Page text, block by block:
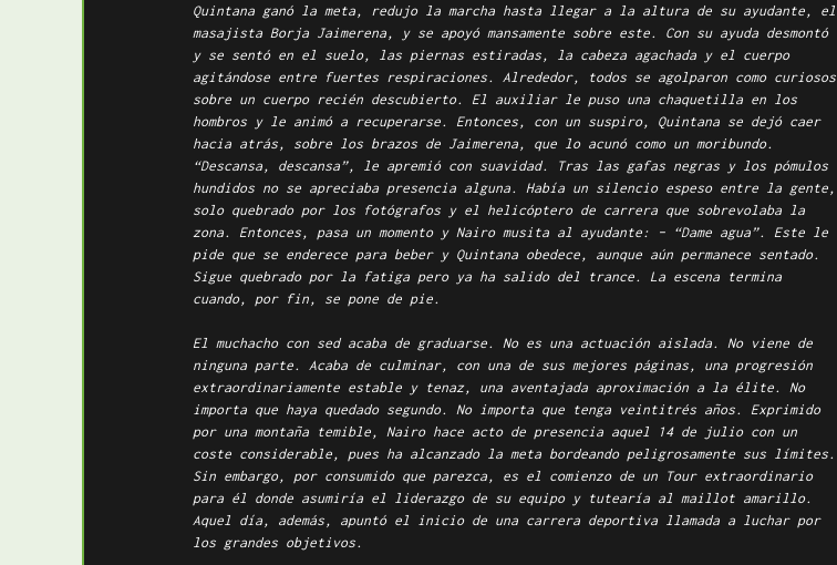
Quintana ganó la meta, redujo la marcha hasta llegar a la altura de su ayudante, el
masajista Borja Jaimerena, y se apoyó mansamente sobre este. Con su ayuda desmontó
y se sentó en el suelo, las piernas estiradas, la cabeza agachada y el cuerpo
agitándose entre fuertes respiraciones. Alrededor, todos se agolparon como curiosos
sobre un cuerpo recién descubierto. El auxiliar le puso una chaquetilla en los
hombros y le animó a recuperarse. Entonces, con un suspiro, Quintana se dejó caer
hacia atrás, sobre los brazos de Jaimerena, que lo acunó como un moribundo.
“Descansa, descansa”, le apremió con suavidad. Tras las gafas negras y los pómulos
hundidos no se apreciaba presencia alguna. Había un silencio espeso entre la gente,
solo quebrado por los fotógrafos y el helicóptero de carrera que sobrevolaba la
zona. Entonces, pasa un momento y Nairo musita al ayudante: – “Dame agua”. Este le
pide que se enderece para beber y Quintana obedece, aunque aún permanece sentado.
Sigue quebrado por la fatiga pero ya ha salido del trance. La escena termina
cuando, por fin, se pone de pie.
El muchacho con sed acaba de graduarse. No es una actuación aislada. No viene de
ninguna parte. Acaba de culminar, con una de sus mejores páginas, una progresión
extraordinariamente estable y tenaz, una aventajada aproximación a la élite. No
importa que haya quedado segundo. No importa que tenga veintitrés años. Exprimido
por una montaña temible, Nairo hace acto de presencia aquel 14 de julio con un
coste considerable, pues ha alcanzado la meta bordeando peligrosamente sus límites.
Sin embargo, por consumido que parezca, es el comienzo de un Tour extraordinario
para él donde asumiría el liderazgo de su equipo y tutearía al maillot amarillo.
Aquel día, además, apuntó el inicio de una carrera deportiva llamada a luchar por
los grandes objetivos.